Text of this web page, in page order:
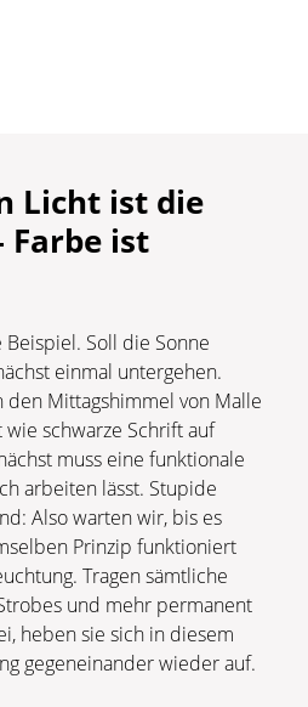
Licht ist die
Farbe ist
Soll die Sonne
einmal untergehen.
den Mittagshimmel von Malle
wie schwarze Schrift auf
muss eine funktionale
arbeiten lässt. Stupide
Also warten wir, bis es
Prinzip funktioniert
Tragen sämtliche
und mehr permanent
heben sie sich in diesem
gegeneinander wieder auf.